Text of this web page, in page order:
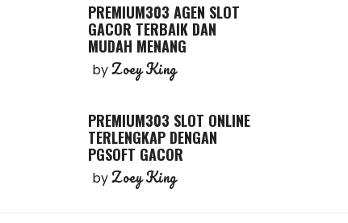
PREMIUM303 AGEN SLOT
GACOR TERBAIK DAN
MUDAH MENANG
byZoey King
PREMIUM303 SLOT ONLINE
TERLENGKAP DENGAN
PGSOFT GACOR
byZoey King